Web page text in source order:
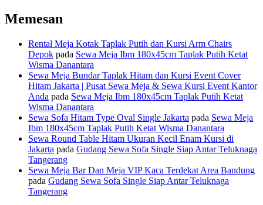
Memesan
Rental Meja Kotak Taplak Putih dan Kursi Arm Chairs
Depok pada Sewa Meja Ibm 180x45cm Taplak Putih Ketat
Wisma Danantara
Sewa Meja Bundar Taplak Hitam dan Kursi Event Cover
Hitam Jakarta | Pusat Sewa Meja & Sewa Kursi Event Kantor
Anda pada Sewa Meja Ibm 180x45cm Taplak Putih Ketat
Wisma Danantara
Sewa Sofa Hitam Type Oval Single Jakarta pada Sewa Meja
Ibm 180x45cm Taplak Putih Ketat Wisma Danantara
Sewa Round Table Hitam Ukuran Kecil Enam Kursi di
Jakarta pada Gudang Sewa Sofa Single Siap Antar Teluknaga
Tangerang
Sewa Meja Bar Dan Meja VIP Kaca Terdekat Area Bandung
pada Gudang Sewa Sofa Single Siap Antar Teluknaga
Tangerang